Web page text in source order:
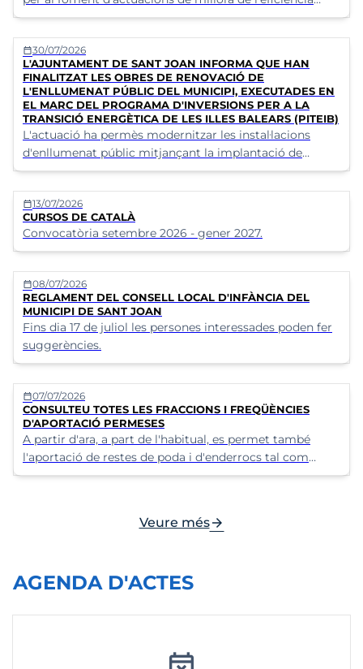
energètica en instal·lacions existents d’enllumenat
públic exterior promogudes per les administracions
públiques dins les actuacions previstes en el Pla
d’Inversions per a la Transició Energètica dels Illes
Balears en el marc del Pla de Recuperació,
Transformació i Resiliència finançat per la Unió Europea
(NextGenerationEU)
calendar_today30/07/2026
L'AJUNTAMENT DE SANT JOAN INFORMA QUE HAN
FINALITZAT LES OBRES DE RENOVACIÓ DE
L'ENLLUMENAT PÚBLIC DEL MUNICIPI, EXECUTADES EN
EL MARC DEL PROGRAMA D'INVERSIONS PER A LA
TRANSICIÓ ENERGÈTICA DE LES ILLES BALEARS (PITEIB)
L'actuació ha permès modernitzar les instal·lacions
d'enllumenat públic mitjançant la implantació de
solucions energèticament més eficients, contribuint a
la reducció del consum elèctric, de les emissions de CO₂
i dels costos de manteniment.
calendar_today13/07/2026
CURSOS DE CATALÀ
Convocatòria setembre 2026 - gener 2027.
calendar_today08/07/2026
REGLAMENT DEL CONSELL LOCAL D'INFÀNCIA DEL
MUNICIPI DE SANT JOAN
Fins dia 17 de juliol les persones interessades poden fer
suggerències.
calendar_today07/07/2026
CONSULTEU TOTES LES FRACCIONS I FREQÜÈNCIES
D'APORTACIÓ PERMESES
A partir d'ara, a part de l'habitual, es permet també
l'aportació de restes de poda i d'enderrocs tal com
s'indica a la infografia
Veure mésarrow_forward
AGENDA D'ACTES